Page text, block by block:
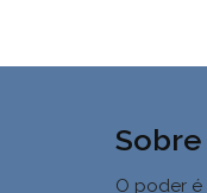
O poder